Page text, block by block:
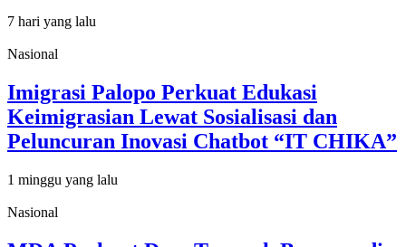
7 hari yang lalu
Nasional
Imigrasi Palopo Perkuat Edukasi
Keimigrasian Lewat Sosialisasi dan
Peluncuran Inovasi Chatbot “IT CHIKA”
1 minggu yang lalu
Nasional